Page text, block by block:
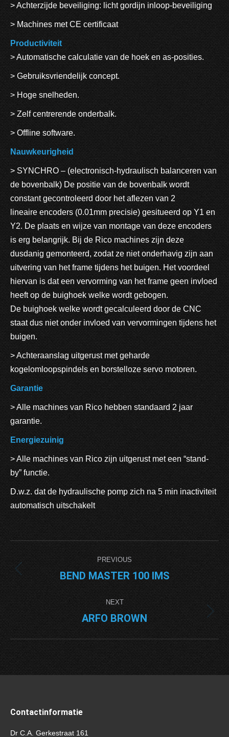
> Achterzijde beveiliging: licht gordijn inloop-beveiliging
> Machines met CE certificaat
Productiviteit
> Automatische calculatie van de hoek en as-posities.
> Gebruiksvriendelijk concept.
> Hoge snelheden.
> Zelf centrerende onderbalk.
> Offline software.
Nauwkeurigheid
> SYNCHRO – (electronisch-hydraulisch balanceren van
de bovenbalk) De positie van de bovenbalk wordt
constant gecontroleerd door het aflezen van 2
lineaire encoders (0.01mm precisie) gesitueerd op Y1 en
Y2. De plaats en wijze van montage van deze encoders
is erg belangrijk. Bij de Rico machines zijn deze
dusdanig gemonteerd, zodat ze niet onderhavig zijn aan
uitvering van het frame tijdens het buigen. Het voordeel
hiervan is dat een vervorming van het frame geen invloed
heeft op de buighoek welke wordt gebogen.
De buighoek welke wordt gecalculeerd door de CNC
staat dus niet onder invloed van vervormingen tijdens het
buigen.
> Achteraanslag uitgerust met geharde
kogelomloopspindels en borstelloze servo motoren.
Garantie
> Alle machines van Rico hebben standaard 2 jaar
garantie.
Energiezuinig
> Alle machines van Rico zijn uitgerust met een “stand-
by” functie.
D.w.z. dat de hydraulische pomp zich na 5 min inactiviteit
automatisch uitschakelt
Project
navigation
PREVIOUS
Previous
project:
BEND MASTER 100 IMS
NEXT
Next
project:
ARFO BROWN
Contactinformatie
Dr C.A. Gerkestraat 161